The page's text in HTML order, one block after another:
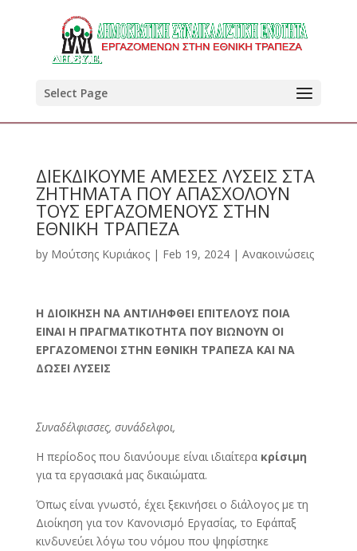
Select Page
ΔΙΕΚΔΙΚΟΥΜΕ ΑΜΕΣΕΣ ΛΥΣΕΙΣ ΣΤΑ
ΖΗΤΗΜΑΤΑ ΠΟΥ ΑΠΑΣΧΟΛΟΥΝ
ΤΟΥΣ ΕΡΓΑΖΟΜΕΝΟΥΣ ΣΤΗΝ
ΕΘΝΙΚΗ ΤΡΑΠΕΖΑ
by Μούτσης Κυριάκος| Feb 19, 2024| Ανακοινώσεις
Η ΔΙΟΙΚΗΣΗ ΝΑ ΑΝΤΙΛΗΦΘΕΙ ΕΠΙΤΕΛΟΥΣ ΠΟΙΑ
ΕΙΝΑΙ Η ΠΡΑΓΜΑΤΙΚΟΤΗΤΑ ΠΟΥ ΒΙΩΝΟΥΝ ΟΙ
ΕΡΓΑΖΟΜΕΝΟΙ ΣΤΗΝ ΕΘΝΙΚΗ ΤΡΑΠΕΖΑ ΚΑΙ ΝΑ
ΔΩΣΕΙ ΛΥΣΕΙΣ
Συναδέλφισσες, συνάδελφοι,
Η περίοδος που διανύουμε είναι ιδιαίτερα κρίσιμη
για τα εργασιακά μας δικαιώματα.
Όπως είναι γνωστό, έχει ξεκινήσει ο διάλογος με τη
Διοίκηση για τον Κανονισμό Εργασίας, το Εφάπαξ
κινδυνεύει λόγω του νόμου που ψηφίστηκε